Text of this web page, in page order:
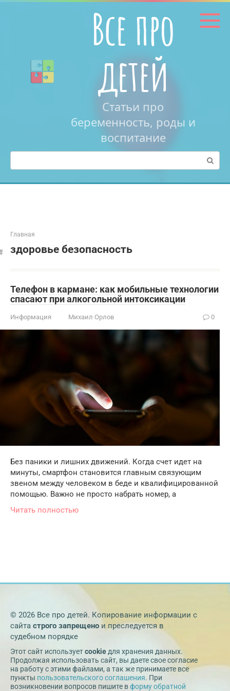
Перейти
Все про
детей
Статьи про
беременность, роды и
воспитание
Поиск:
Главная
здоровье безопасность
Телефон в кармане: как мобильные технологии
спасают при алкогольной интоксикации
Информация Михаил Орлов 0
Без паники и лишних движений. Когда счет идет на
минуты, смартфон становится главным связующим
звеном между человеком в беде и квалифицированной
помощью. Важно не просто набрать номер, а
Читать полностью
© 2026 Все про детей. Копирование информации с
сайта строго запрещено и преследуется в
судебном порядке
Этот сайт используетcookie для хранения данных.
Продолжая использовать сайт, вы даете свое согласие
на работу с этими файлами, а так же принимаете все
пункты пользовательского соглашения. При
возникновении вопросов пишите вформу обратной